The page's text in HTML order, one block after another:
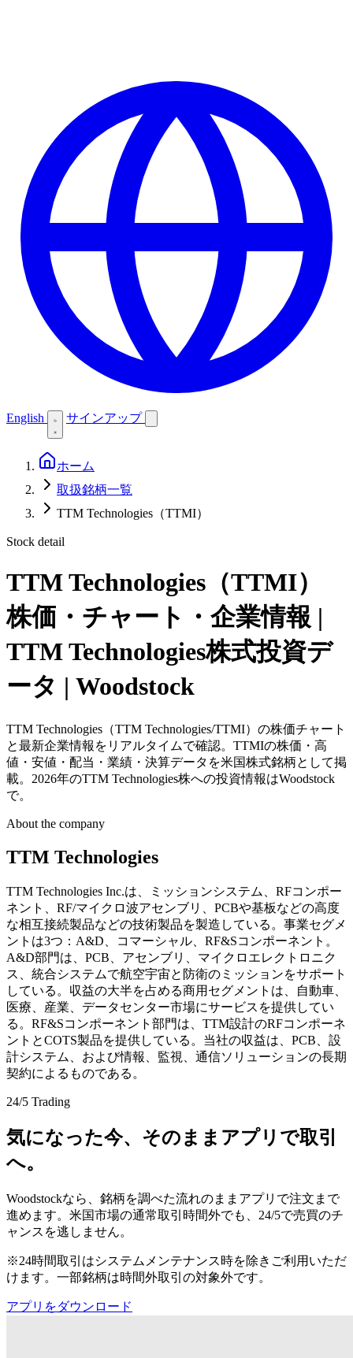
English サインアップ
ホーム
取扱銘柄一覧
TTM Technologies（TTMI）
Stock detail
TTM Technologies（TTMI）
株価・チャート・企業情報 |
TTM Technologies株式投資デ
ータ | Woodstock
TTM Technologies（TTM Technologies/TTMI）の株価チャート
と最新企業情報をリアルタイムで確認。TTMIの株価・高
値・安値・配当・業績・決算データを米国株式銘柄として掲
載。2026年のTTM Technologies株への投資情報はWoodstock
で。
About the company
TTM Technologies
TTM Technologies Inc.は、ミッションシステム、RFコンポー
ネント、RF/マイクロ波アセンブリ、PCBや基板などの高度
な相互接続製品などの技術製品を製造している。事業セグメ
ントは3つ：A&D、コマーシャル、RF&Sコンポーネント。
A&D部門は、PCB、アセンブリ、マイクロエレクトロニク
ス、統合システムで航空宇宙と防衛のミッションをサポート
している。収益の大半を占める商用セグメントは、自動車、
医療、産業、データセンター市場にサービスを提供してい
る。RF&Sコンポーネント部門は、TTM設計のRFコンポーネ
ントとCOTS製品を提供している。当社の収益は、PCB、設
計システム、および情報、監視、通信ソリューションの長期
契約によるものである。
24/5 Trading
気になった今、そのままアプリで取引
へ。
Woodstockなら、銘柄を調べた流れのままアプリで注文まで
進めます。米国市場の通常取引時間外でも、24/5で売買のチ
ャンスを逃しません。
※24時間取引はシステムメンテナンス時を除きご利用いただ
けます。一部銘柄は時間外取引の対象外です。
アプリをダウンロード